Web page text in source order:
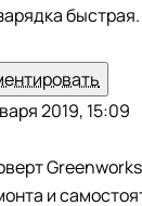
2019, 15:09
и